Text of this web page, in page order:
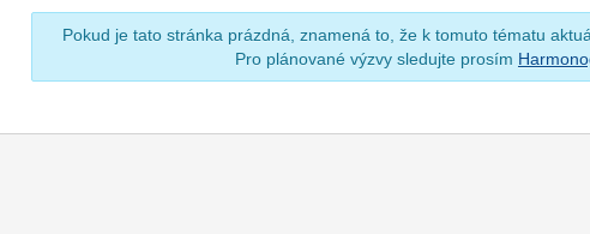
Pokud je tato stránka prázdná, znamená to, že k tomuto tématu
Pro plánované výzvy sledujte prosím